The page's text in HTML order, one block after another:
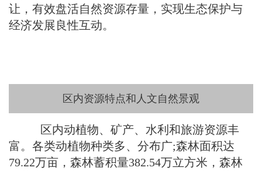
让，有效盘活自然资源存量，实现生态保护与
经济发展良性互动。
区内资源特点和人文自然景观
区内动植物、矿产、水利和旅游资源丰
富。各类动植物种类多、分布广;森林面积达
79.22万亩，森林蓄积量382.54万立方米，森林